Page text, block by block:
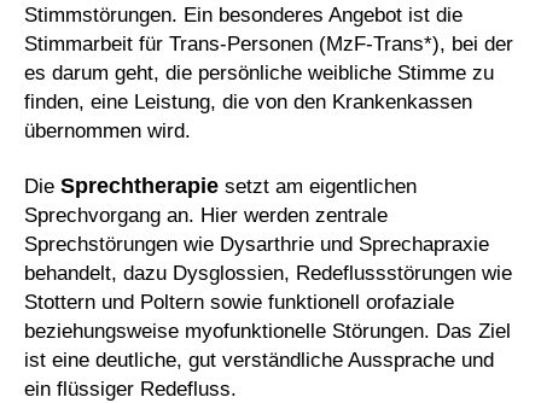
Stimmstörungen. Ein besonderes Angebot ist die
Stimmarbeit für Trans-Personen (MzF-Trans*), bei der
es darum geht, die persönliche weibliche Stimme zu
finden, eine Leistung, die von den Krankenkassen
übernommen wird.
Die Sprechtherapie setzt am eigentlichen
Sprechvorgang an. Hier werden zentrale
Sprechstörungen wie Dysarthrie und Sprechapraxie
behandelt, dazu Dysglossien, Redeflussstörungen wie
Stottern und Poltern sowie funktionell orofaziale
beziehungsweise myofunktionelle Störungen. Das Ziel
ist eine deutliche, gut verständliche Aussprache und
ein flüssiger Redefluss.